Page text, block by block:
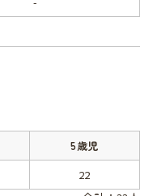
5歳児
22